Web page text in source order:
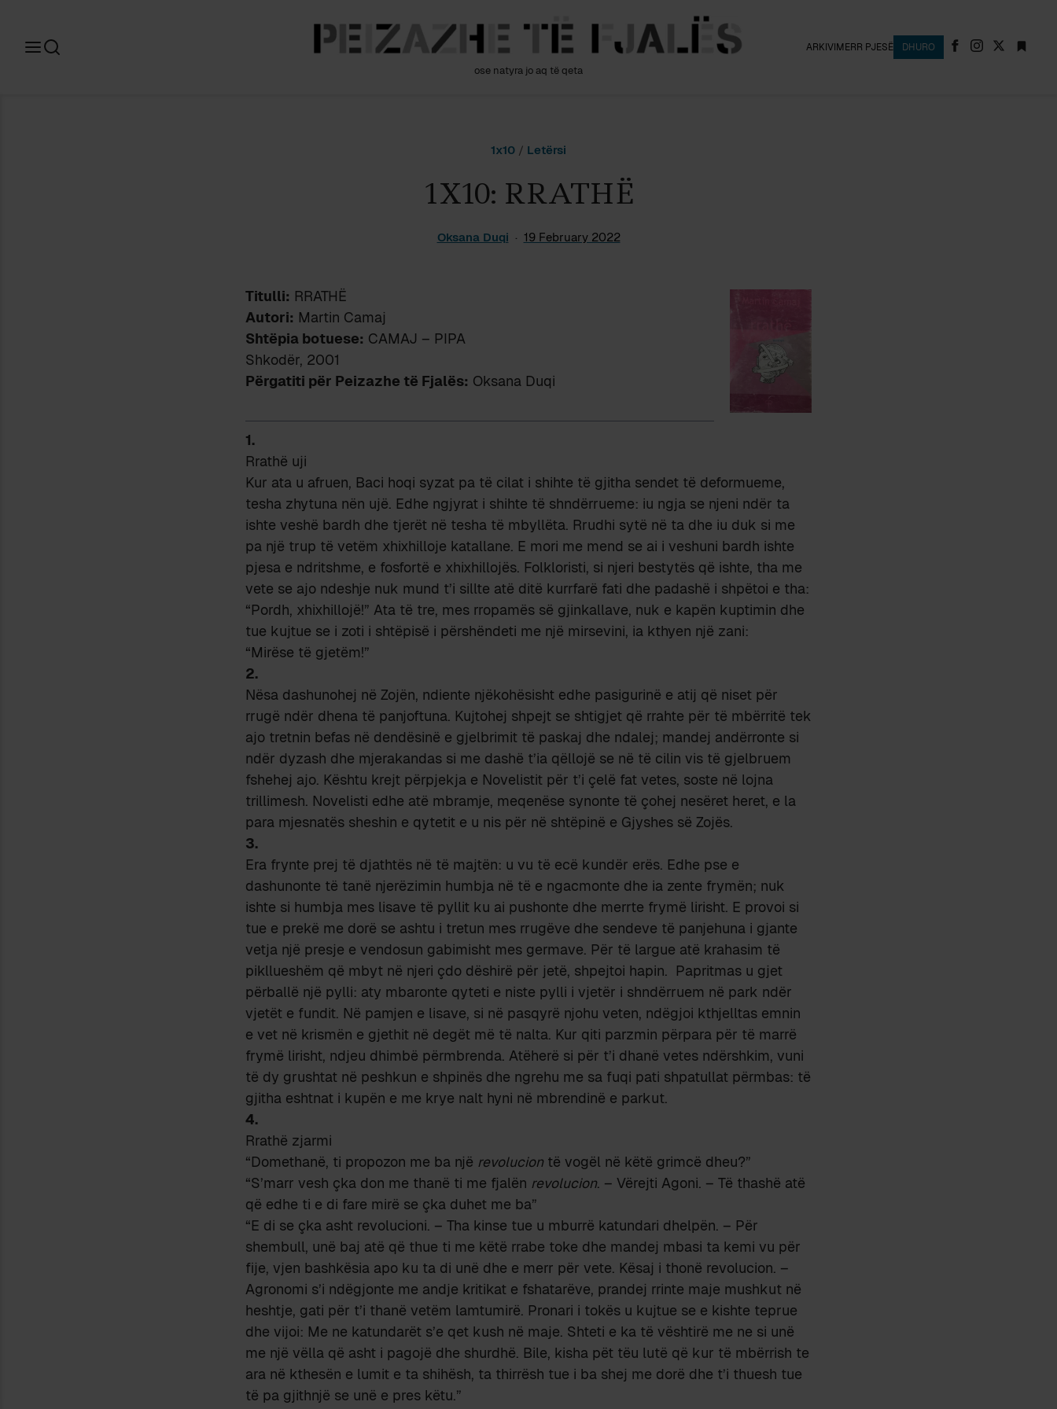
ose natyra jo aq të qeta
ARKIVIMERR PJESË DHURO
1x10 / Letërsi
1X10: RRATHË
Oksana Duqi 19 February 2022
Titulli: RRATHË
Autori: Martin Camaj
Shtëpia botuese: CAMAJ – PIPA
Shkodër, 2001
Përgatiti për Peizazhe të Fjalës: Oksana Duqi
1.
Rrathë uji
Kur ata u afruen, Baci hoqi syzat pa të cilat i shihte të gjitha sendet të deformueme,
tesha zhytuna nën ujë. Edhe ngjyrat i shihte të shndërrueme: iu ngja se njeni ndër ta
ishte veshë bardh dhe tjerët në tesha të mbyllëta. Rrudhi sytë në ta dhe iu duk si me
pa një trup të vetëm xhixhilloje katallane. E mori me mend se ai i veshuni bardh ishte
pjesa e ndritshme, e fosfortë e xhixhillojës. Folkloristi, si njeri bestytës që ishte, tha me
vete se ajo ndeshje nuk mund t’i sillte atë ditë kurrfarë fati dhe padashë i shpëtoi e tha:
“Pordh, xhixhillojë!” Ata të tre, mes rropamës së gjinkallave, nuk e kapën kuptimin dhe
tue kujtue se i zoti i shtëpisë i përshëndeti me një mirsevini, ia kthyen një zani:
“Mirëse të gjetëm!”
2.
Nësa dashunohej në Zojën, ndiente njëkohësisht edhe pasigurinë e atij që niset për
rrugë ndër dhena të panjoftuna. Kujtohej shpejt se shtigjet që rrahte për të mbërritë tek
ajo tretnin befas në dendësinë e gjelbrimit të paskaj dhe ndalej; mandej andërronte si
ndër dyzash dhe mjerakandas si me dashë t’ia qëllojë se në të cilin vis të gjelbruem
fshehej ajo. Kështu krejt përpjekja e Novelistit për t’i çelë fat vetes, soste në lojna
trillimesh. Novelisti edhe atë mbramje, meqenëse synonte të çohej nesëret heret, e la
para mjesnatës sheshin e qytetit e u nis për në shtëpinë e Gjyshes së Zojës.
3.
Era frynte prej të djathtës në të majtën: u vu të ecë kundër erës. Edhe pse e
dashunonte të tanë njerëzimin humbja në të e ngacmonte dhe ia zente frymën; nuk
ishte si humbja mes lisave të pyllit ku ai pushonte dhe merrte frymë lirisht. E provoi si
tue e prekë me dorë se ashtu i tretun mes rrugëve dhe sendeve të panjehuna i gjante
vetja një presje e vendosun gabimisht mes germave. Për të largue atë krahasim të
pikllueshëm që mbyt në njeri çdo dëshirë për jetë, shpejtoi hapin. Papritmas u gjet
përballë një pylli: aty mbaronte qyteti e niste pylli i vjetër i shndërruem në park ndër
vjetët e fundit. Në pamjen e lisave, si në pasqyrë njohu veten, ndëgjoi kthjelltas emnin
e vet në krismën e gjethit në degët më të nalta. Kur qiti parzmin përpara për të marrë
frymë lirisht, ndjeu dhimbë përmbrenda. Atëherë si për t’i dhanë vetes ndërshkim, vuni
të dy grushtat në peshkun e shpinës dhe ngrehu me sa fuqi pati shpatullat përmbas: të
gjitha eshtnat i kupën e me krye nalt hyni në mbrendinë e parkut.
4.
Rrathë zjarmi
“Domethanë, ti propozon me ba një revolucion të vogël në këtë grimcë dheu?”
“S’marr vesh çka don me thanë ti me fjalën revolucion. – Vërejti Agoni. – Të thashë atë
që edhe ti e di fare mirë se çka duhet me ba”
“E di se çka asht revolucioni. – Tha kinse tue u mburrë katundari dhelpën. – Për
shembull, unë baj atë që thue ti me këtë rrabe toke dhe mandej mbasi ta kemi vu për
fije, vjen bashkësia apo ku ta di unë dhe e merr për vete. Kësaj i thonë revolucion. –
Agronomi s’i ndëgjonte me andje kritikat e fshatarëve, prandej rrinte maje mushkut në
heshtje, gati për t’i thanë vetëm lamtumirë. Pronari i tokës u kujtue se e kishte teprue
dhe vijoi: Me ne katundarët s’e qet kush në maje. Shteti e ka të vështirë me ne si unë
me një vëlla që asht i pagojë dhe shurdhë. Bile, kisha pët tëu lutë që kur të mbërrish te
ara në kthesën e lumit e ta shihësh, ta thirrësh tue i ba shej me dorë dhe t’i thuesh tue
të pa gjithnjë se unë e pres këtu.”